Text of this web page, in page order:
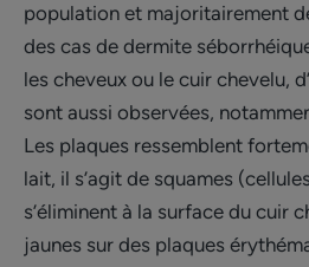
population et majoritairement
des cas de dermite
les cheveux ou le cuir chevelu,
sont aussi observées,
Les plaques ressemblent
lait, il s’agit de squames
s’éliminent à la surface du cuir
jaunes sur des plaques